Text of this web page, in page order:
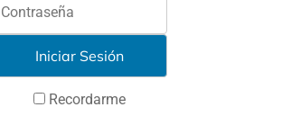
Recordarme